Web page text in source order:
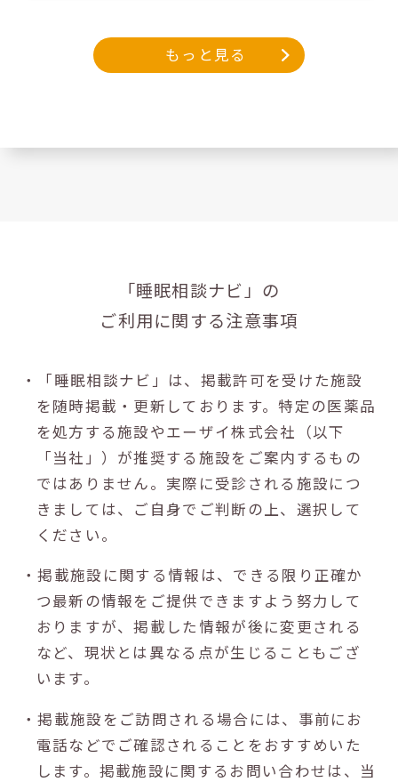
もっと見る
「睡眠相談ナビ」の
ご利用に関する注意事項
・「睡眠相談ナビ」は、掲載許可を受けた施設
を随時掲載・更新しております。特定の医薬品
を処方する施設やエーザイ株式会社（以下
「当社」）が推奨する施設をご案内するもの
ではありません。実際に受診される施設につ
きましては、ご自身でご判断の上、選択して
ください。
・掲載施設に関する情報は、できる限り正確か
つ最新の情報をご提供できますよう努力して
おりますが、掲載した情報が後に変更される
など、現状とは異なる点が生じることもござ
います。
・掲載施設をご訪問される場合には、事前にお
電話などでご確認されることをおすすめいた
します。掲載施設に関するお問い合わせは、当